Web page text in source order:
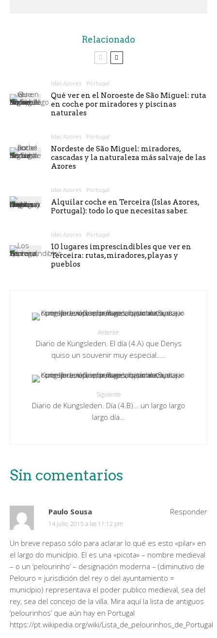
Relacionado
Islas Azores Portugal
Qué ver en el Noroeste de São Miguel: ruta
en coche por miradores y piscinas
naturales
Islas Azores Portugal
Nordeste de São Miguel: miradores,
cascadas y la naturaleza más salvaje de las
Azores
Islas Azores Portugal
Alquilar coche en Terceira (Islas Azores,
Portugal): todo lo que necesitas saber.
Islas Azores Portugal
10 lugares imprescindibles que ver en
Terceira: rutas, miradores, playas y
pueblos
Anterior
Diario de Kungsleden. El día (4.A) que Denys
quiso un souvenir muy especial…..
Siguiente
Diario de Kungsleden. Día (4.B)… un largo largo
largo día…
Sin comentarios
Paulo Sousa
14 julio, 2015 a las 11:12 pm
Un breve repaso sólo para aclarar lo qué es esto «pilar» en
el largo do município. El es una «picota» – nombre medieval
– o un ‘pelourinho’ – designación moderna – (diminutivo de
Pelouro = jurisdición del rey o del ayuntamiento =
município) representava el poder publico medieval, sea del
rey, sea del concejo de la villa. Mira aquí la lista de antiguos
‘pelourinhos’ que aún hay en Portugal
https://pt.wikipedia.org/wiki/Lista_de_pelourinhos_de_Portugal
Responder